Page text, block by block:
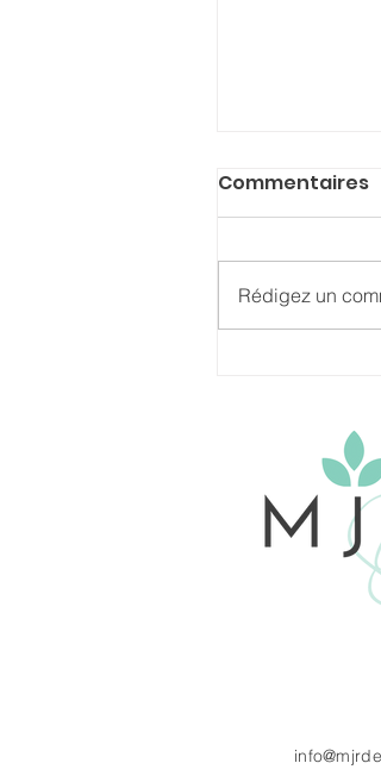
stratégie
gagnante
Commentaires
Rédigez un